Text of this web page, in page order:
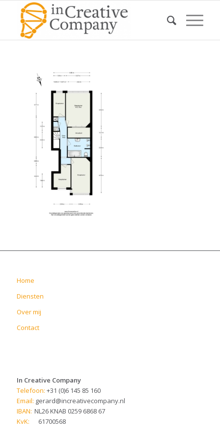
Home
Diensten
Over mij
Contact
In Creative Company
Telefoon: +31 (0)6 145 85 160
Email: gerard@increativecompany.nl
IBAN: NL26 KNAB 0259 6868 67
KvK:
61700568